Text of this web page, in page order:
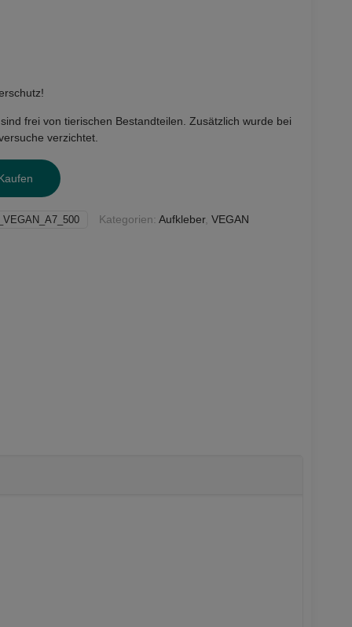
frei von tierischen Bestandteilen. Zusätzlich wurde bei
verzichtet.
Kategorien: Aufkleber, VEGAN